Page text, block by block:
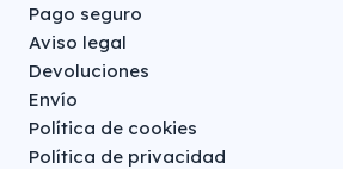
Pago seguro
Aviso legal
Devoluciones
Envío
Política de cookies
Política de privacidad